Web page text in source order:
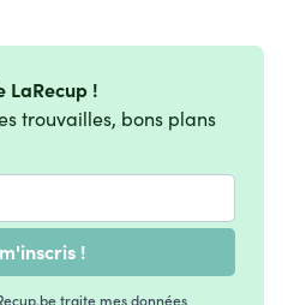
LaRecup !
trouvailles, bons plans
!
traite mes données